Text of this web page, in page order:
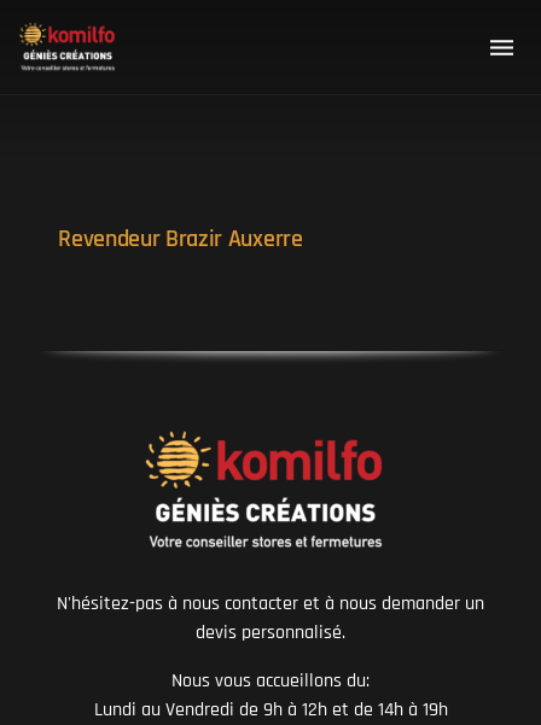
Revendeur Brazir Auxerre
N'hésitez-pas à nous contacter et à nous demander un
devis personnalisé.
Nous vous accueillons du:
Lundi au Vendredi de 9h à 12h et de 14h à 19h